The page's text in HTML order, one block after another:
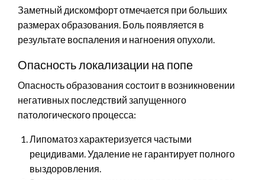
Заметный дискомфорт отмечается при больших
размерах образования. Боль появляется в
результате воспаления и нагноения опухоли.
Опасность локализации на попе
Опасность образования состоит в возникновении
негативных последствий запущенного
патологического процесса:
Липоматоз характеризуется частыми
рецидивами. Удаление не гарантирует полного
выздоровления.